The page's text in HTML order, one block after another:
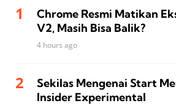
Chrome Resmi Matikan
V2, Masih Bisa Balik?
4 hours ago
Sekilas Mengenai Start
Insider Experimental